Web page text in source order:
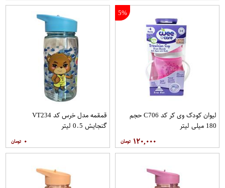
5%
لیوان کودک وی کر کد C706 حجم
180 میلی لیتر
۱۲۰,۰۰۰
قمقمه مدل خرس کد VT234
گنجایش 0.5 لیتر
۰